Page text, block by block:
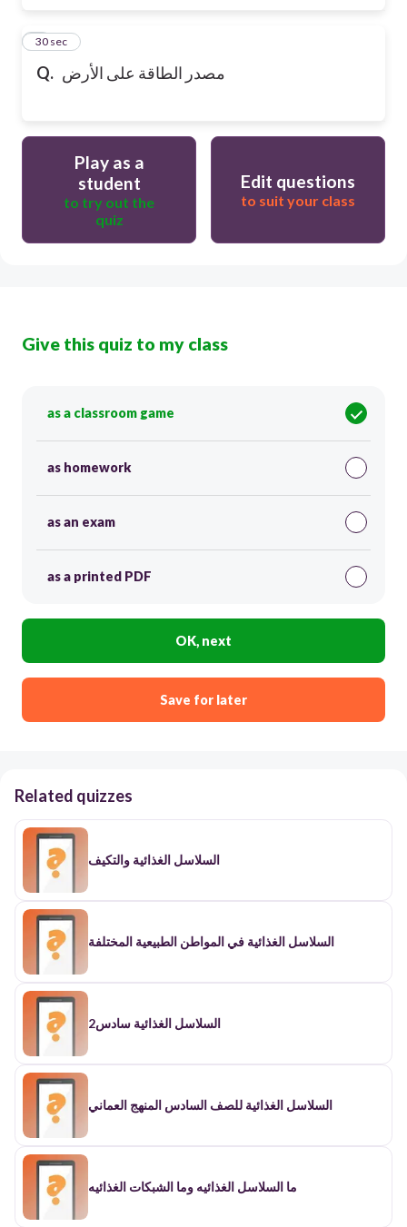
Q. مصدر الطاقة على الأرض
7
30 sec
Play as a
student
to try out the
quiz
Edit questions
to suit your class
Give this quiz to my class
as a classroom game
as homework
as an exam
as a printed PDF
OK, next
Save for later
Related quizzes
السلاسل الغذائية والتكيف
السلاسل الغذائية في المواطن الطبيعية المختلفة
السلاسل الغذائية سادس2
السلاسل الغذائية للصف السادس المنهج العماني
ما السلاسل الغذائيه وما الشبكات الغذائيه